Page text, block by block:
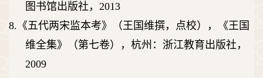
图书馆出版社， 2013
8. 《五代两宋监本考》（王国维撰，点校），《王国
维全集》（第七卷），杭州：浙江教育出版社，
2009